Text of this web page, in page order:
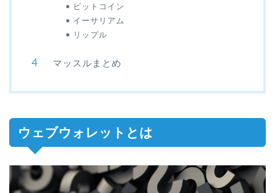
ビットコイン
イーサリアム
リップル
マッスルまとめ
ウェブウォレットとは